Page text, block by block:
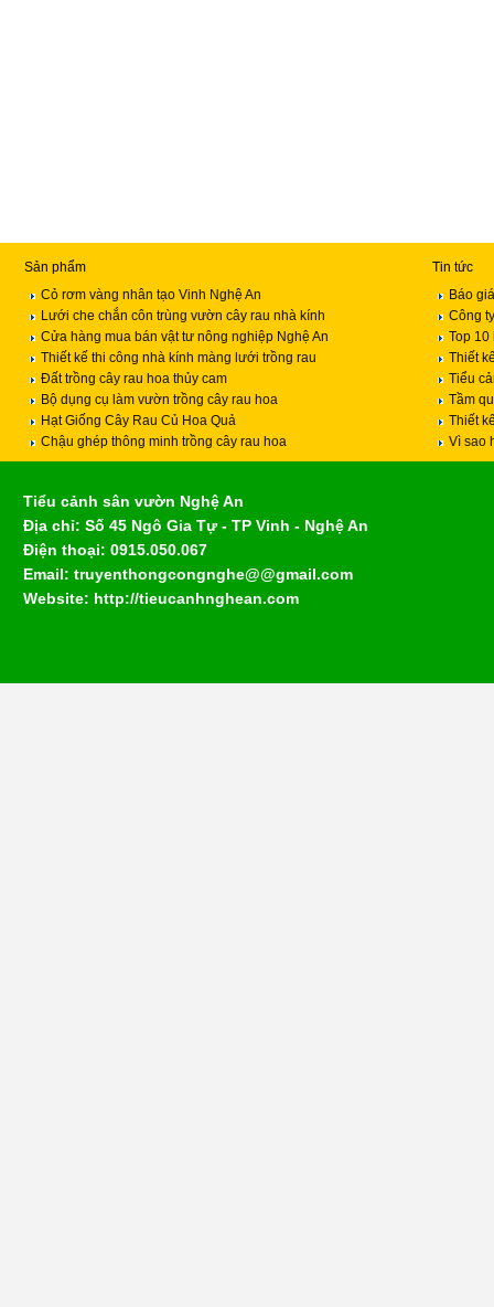
Sản phẩm
Cỏ rơm vàng nhân tạo Vinh Nghệ An
Lưới che chắn côn trùng vườn cây rau nhà kính
Cửa hàng mua bán vật tư nông nghiệp Nghệ An
Thiết kế thi công nhà kính màng lưới trồng rau
Đất trồng cây rau hoa thủy cam
Bộ dụng cụ làm vườn trồng cây rau hoa
Hạt Giống Cây Rau Củ Hoa Quả
Chậu ghép thông minh trồng cây rau hoa
Tin tức
Báo
Công
Top 10
Thiết
Tiểu
Tầm
Thiết
Vì sao
Tiểu cảnh sân vườn Nghệ An
Địa chỉ: Số 45 Ngô Gia Tự - TP Vinh - Nghệ An
Điện thoại: 0915.050.067
Email: truyenthongcongnghe@@gmail.com
Website: http://tieucanhnghean.com